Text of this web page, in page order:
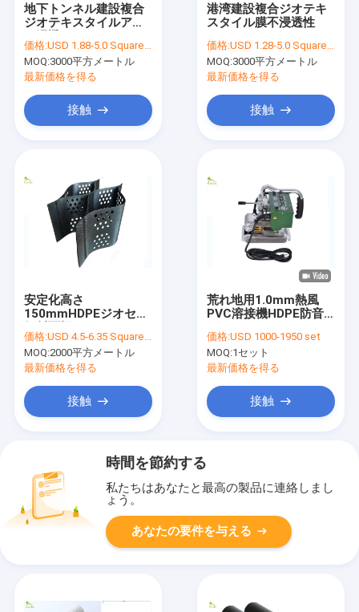
地下トンネル建設複合
ジオテキスタイルアン
価格:USD 1.88-5.0 Square Meter
MOQ:3000平方メートル
最新価格を得る
接触
港湾建設複合ジオテキ
スタイル膜不浸透性
価格:USD 1.28-5.0 Square Meter
MOQ:3000平方メートル
最新価格を得る
接触
安定化高さ
150mmHDPEジオセル
価格:USD 4.5-6.35 Square Meter
MOQ:2000平方メートル
最新価格を得る
接触
荒れ地用1.0mm熱風
PVC溶接機HDPE防音
価格:USD 1000-1950 set
MOQ:1セット
最新価格を得る
接触
時間を節約する
私たちはあなたと最高の製品に連絡しまし
ょう。
あなたの要件を与える